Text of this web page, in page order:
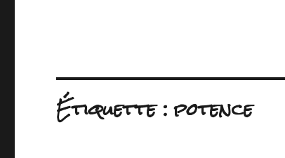
Étiquette :potence